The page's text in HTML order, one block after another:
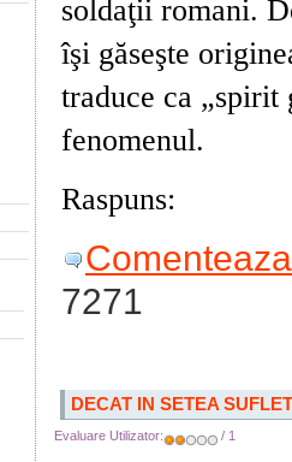
soldaţii romani.
îşi găseşte
traduce ca
fenomenul.
Raspuns:
7271
DECAT IN SETEA
Evaluare Utilizator: / 1